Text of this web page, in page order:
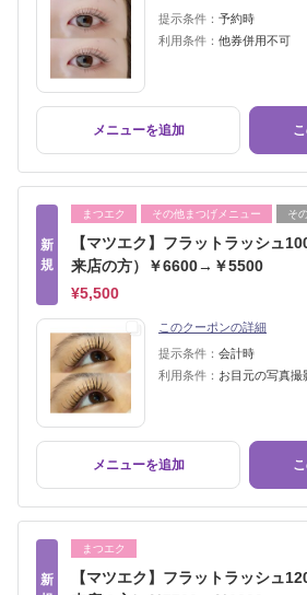
提示条件： 予約時
利用条件： 他券併用不可
メニューを追加
新
規
まつエク その他まつげメニュー そ
【マツエク】フラットラッシュ
来店の方）￥6600→￥5500
¥5,500
このクーポンの詳細
提示条件： 会計時
利用条件： お目元の写真撮
メニューを追加
新
まつエク
【マツエク】フラットラッシュ